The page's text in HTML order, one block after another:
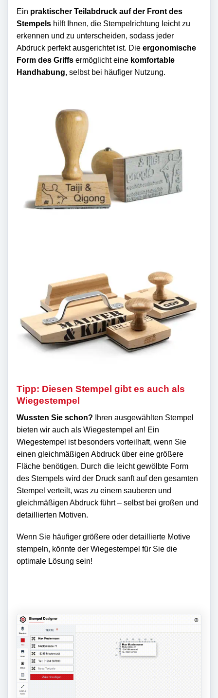
Ein praktischer Teilabdruck auf der Front des
Stempels hilft Ihnen, die Stempelrichtung leicht zu
erkennen und zu unterscheiden, sodass jeder
Abdruck perfekt ausgerichtet ist. Die ergonomische
Form des Griffs ermöglicht eine komfortable
Handhabung, selbst bei häufiger Nutzung.
Tipp: Diesen Stempel gibt es auch als
Wiegestempel
Wussten Sie schon? Ihren ausgewählten Stempel
bieten wir auch als Wiegestempel an! Ein
Wiegestempel ist besonders vorteilhaft, wenn Sie
einen gleichmäßigen Abdruck über eine größere
Fläche benötigen. Durch die leicht gewölbte Form
des Stempels wird der Druck sanft auf den gesamten
Stempel verteilt, was zu einem sauberen und
gleichmäßigen Abdruck führt – selbst bei großen und
detaillierten Motiven.
Wenn Sie häufiger größere oder detaillierte Motive
stempeln, könnte der Wiegestempel für Sie die
optimale Lösung sein!